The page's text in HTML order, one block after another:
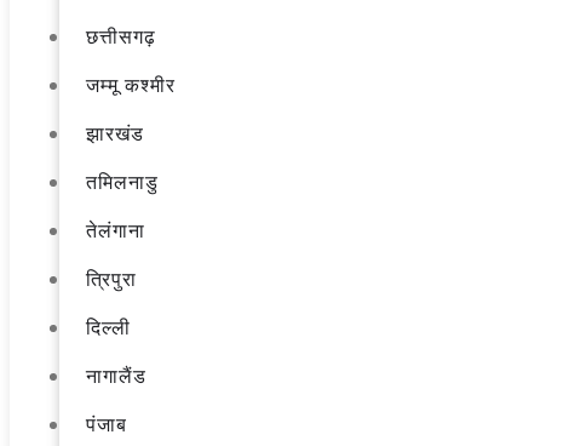
छत्तीसगढ़
जम्मू कश्मीर
झारखंड
तमिलनाडु
तेलंगाना
त्रिपुरा
दिल्ली
नागालैंड
पंजाब